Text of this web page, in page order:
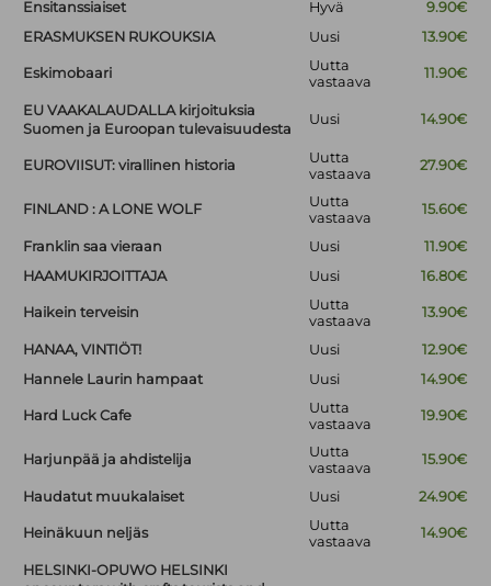
Ensitanssiaiset
Hyvä
9.90€
ERASMUKSEN RUKOUKSIA
Uusi 13.90€
Eskimobaari
Uutta
vastaava
11.90€
EU VAAKALAUDALLA kirjoituksia
Suomen ja Euroopan tulevaisuudesta
Uusi 14.90€
EUROVIISUT: virallinen historia
Uutta
vastaava
27.90€
FINLAND : A LONE WOLF
Uutta
vastaava
15.60€
Franklin saa vieraan Uusi
11.90€
HAAMUKIRJOITTAJA
Uusi 16.80€
Haikein terveisin
Uutta
vastaava
13.90€
HANAA, VINTIÖT! Uusi
12.90€
Hannele Laurin hampaat
Uusi 14.90€
Hard Luck Cafe
Uutta
vastaava
19.90€
Harjunpää ja ahdistelija
Uutta
vastaava
15.90€
Haudatut muukalaiset Uusi 24.90€
Heinäkuun neljäs
Uutta
vastaava
14.90€
HELSINKI-OPUWO HELSINKI